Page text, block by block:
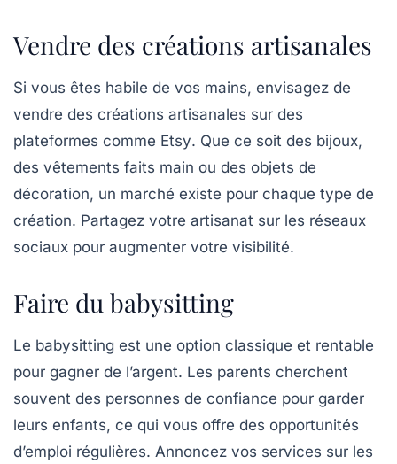
Vendre des créations artisanales
Si vous êtes habile de vos mains, envisagez de
vendre des créations artisanales sur des
plateformes comme Etsy. Que ce soit des bijoux,
des vêtements faits main ou des objets de
décoration, un marché existe pour chaque type de
création. Partagez votre artisanat sur les réseaux
sociaux pour augmenter votre visibilité.
Faire du babysitting
Le babysitting est une option classique et rentable
pour gagner de l’argent. Les parents cherchent
souvent des personnes de confiance pour garder
leurs enfants, ce qui vous offre des opportunités
d’emploi régulières. Annoncez vos services sur les